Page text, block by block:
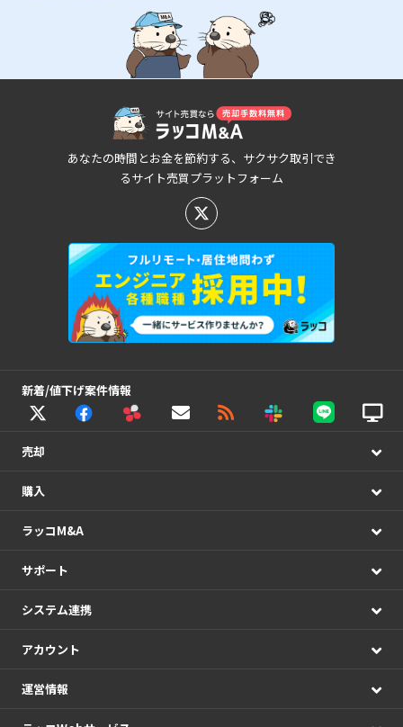
あなたの時間とお金を節約する、サクサク取引でき
るサイト売買プラットフォーム
新着/値下げ案件情報
売却
購入
ラッコM&A
サポート
システム連携
アカウント
運営情報